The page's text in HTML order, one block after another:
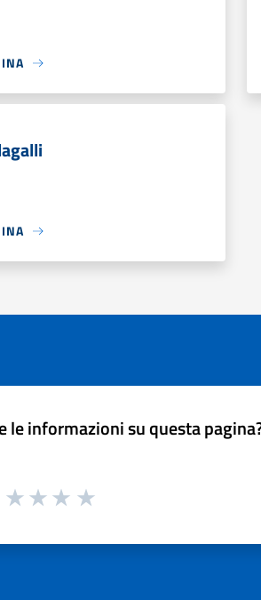
le informazioni su questa